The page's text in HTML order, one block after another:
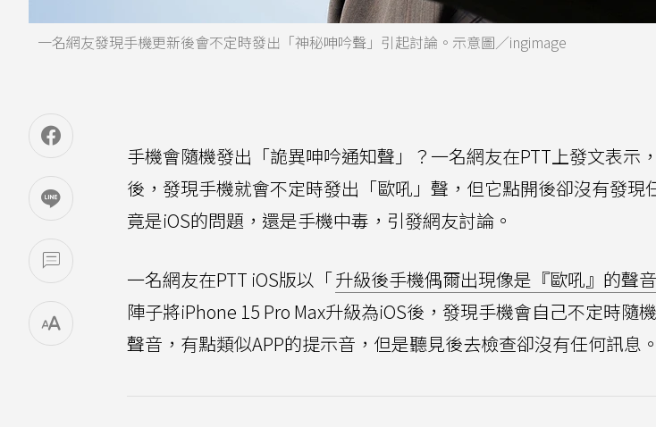
一名網友發現手機更新後會不定時發出「神秘呻吟聲」引起討論。示意圖／ingimage
手機會隨機發出「詭異呻吟通知聲」？一名網友在PTT上發文表示
後，發現手機就會不定時發出「歐吼」聲，但它點開後卻沒有發現
竟是iOS的問題，還是手機中毒，引發網友討論。
一名網友在PTT iOS版以「升級後手機偶爾出現像是『歐吼』的聲音
陣子將iPhone 15 Pro Max升級為iOS後，發現手機會自己不定時隨
聲音，有點類似APP的提示音，但是聽見後去檢查卻沒有任何訊息。